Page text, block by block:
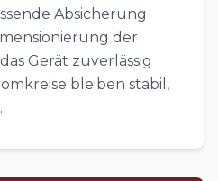
Absicherung
der
Gerät zuverlässig
bleiben stabil,